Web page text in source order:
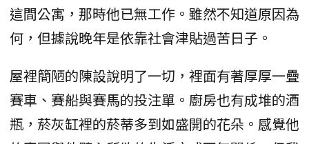
這間公寓，那時他已無工作。雖然不知道原因為
何，但據說晚年是依靠社會津貼過苦日子。
屋裡簡陋的陳設說明了一切，裡面有著厚厚一疊
賽車、賽船與賽馬的投注單。廚房也有成堆的酒
瓶，菸灰缸裡的菸蒂多到如盛開的花朵。感覺他